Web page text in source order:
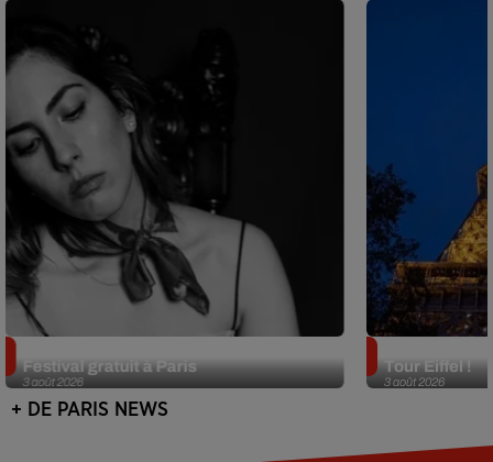
3 août 2026
Festival gratuit à Paris
3 août 2026
Tour Eiffel !
+ DE PARIS NEWS